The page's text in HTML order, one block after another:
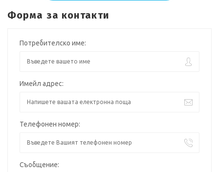
Форма за контакти
Потребителско име:
Имейл адрес:
Телефонен номер:
Съобщение: